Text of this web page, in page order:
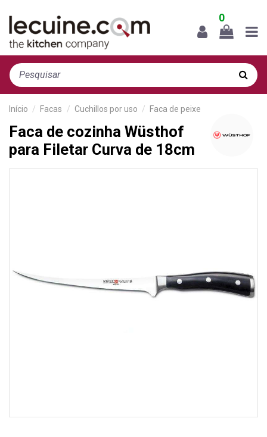
0
Início Facas Cuchillos por uso Faca de peixe
Faca de cozinha Wüsthof
para Filetar Curva de 18cm